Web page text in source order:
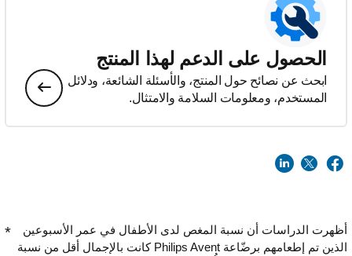
الحصول على الدعم لهذا المنتج
ابحث عن نصائح حول المنتج، والأسئلة الشائعة، ودلائل
المستخدم، ومعلومات السلامة والامتثال.
أظهرت الدراسات أن نسبة المغص لدى الأطفال في عمر الأسبوعين
الذين تم إطعامهم برضّاعة Philips Avent كانت بالإجمال أقل من نسبة